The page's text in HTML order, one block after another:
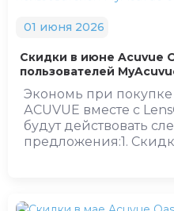
01 июня 2026
Скидки в июне Acuvue
пользователей
Экономь при покупке
АCUVUE вместе с
будут действовать
предложения:1.